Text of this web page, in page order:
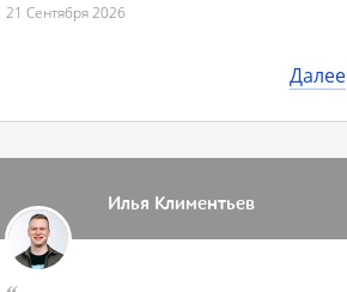
21 Сентября 2026
Далее
Илья Климентьев